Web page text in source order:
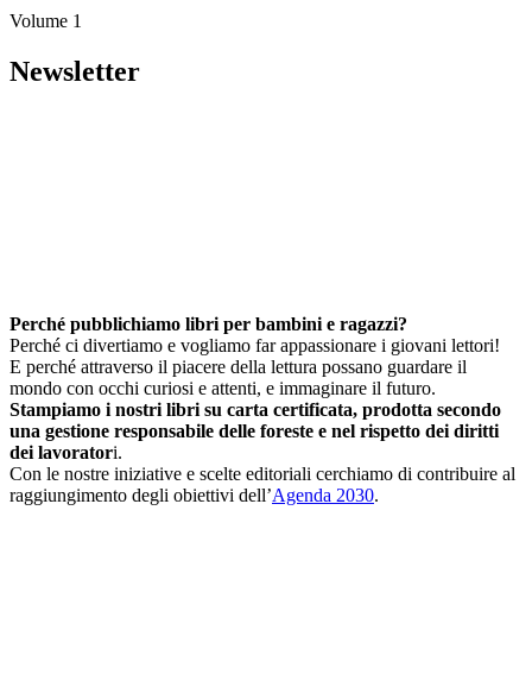
Volume 1
Newsletter
Perché pubblichiamo libri per bambini e ragazzi?
Perché ci divertiamo e vogliamo far appassionare i giovani lettori!
E perché attraverso il piacere della lettura possano guardare il
mondo con occhi curiosi e attenti, e immaginare il futuro.
Stampiamo i nostri libri su carta certificata, prodotta secondo
una gestione responsabile delle foreste e nel rispetto dei diritti
dei lavoratori.
Con le nostre iniziative e scelte editoriali cerchiamo di contribuire al
raggiungimento degli obiettivi dell’Agenda 2030.